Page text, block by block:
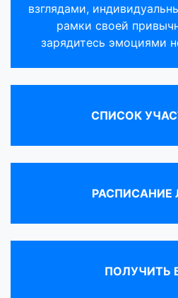
взглядами,
рамки своей
зарядитесь эмоциями
СПИСОК
РАСПИСАНИЕ
ПОЛУЧИТЬ